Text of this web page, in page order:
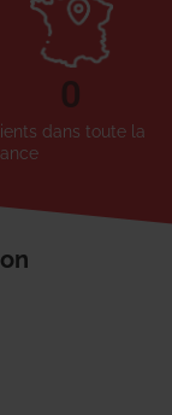
dans toute la
0